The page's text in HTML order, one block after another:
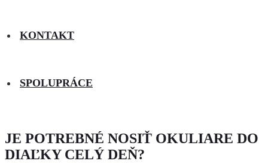
KONTAKT
SPOLUPRÁCE
JE POTREBNÉ NOSIŤ OKULIARE DO
DIAĽKY CELÝ DEŇ?